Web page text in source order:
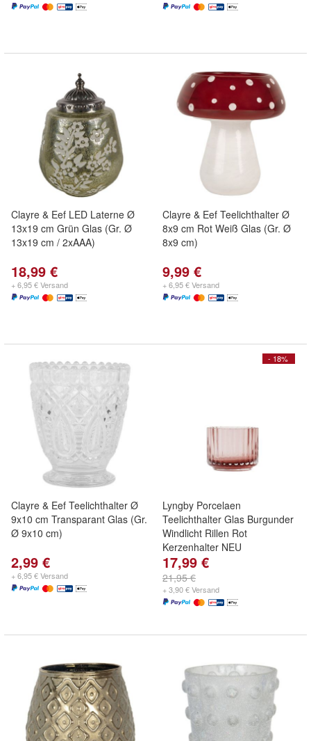
Clayre & Eef LED Laterne Ø
13x19 cm Grün Glas (Gr. Ø
13x19 cm / 2xAAA)
18,99 €
+ 6,95 € Versand
Clayre & Eef Teelichthalter Ø
8x9 cm Rot Weiß Glas (Gr. Ø
8x9 cm)
9,99 €
+ 6,95 € Versand
Clayre & Eef Teelichthalter Ø
9x10 cm Transparant Glas (Gr.
Ø 9x10 cm)
2,99 €
+ 6,95 € Versand
- 18%
Lyngby Porcelaen
Teelichthalter Glas Burgunder
Windlicht Rillen Rot
Kerzenhalter NEU
17,99 €
21,95 €
+ 3,90 € Versand